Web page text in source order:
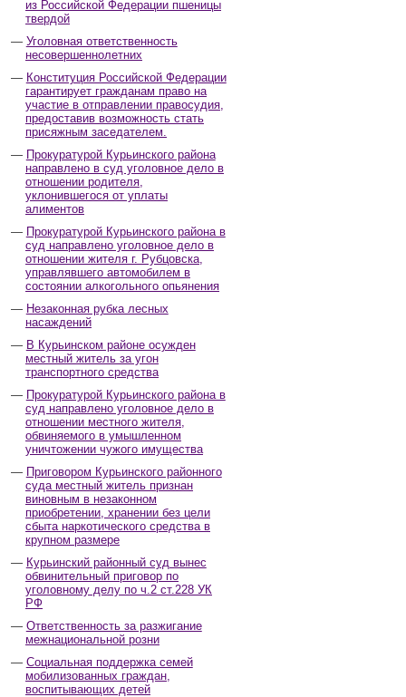
из Российской Федерации пшеницы
твердой
Уголовная ответственность
несовершеннолетних
Конституция Российской Федерации
гарантирует гражданам право на
участие в отправлении правосудия,
предоставив возможность стать
присяжным заседателем.
Прокуратурой Курьинского района
направлено в суд уголовное дело в
отношении родителя,
уклонившегося от уплаты
алиментов
Прокуратурой Курьинского района в
суд направлено уголовное дело в
отношении жителя г. Рубцовска,
управлявшего автомобилем в
состоянии алкогольного опьянения
Незаконная рубка лесных
насаждений
В Курьинском районе осужден
местный житель за угон
транспортного средства
Прокуратурой Курьинского района в
суд направлено уголовное дело в
отношении местного жителя,
обвиняемого в умышленном
уничтожении чужого имущества
Приговором Курьинского районного
суда местный житель признан
виновным в незаконном
приобретении, хранении без цели
сбыта наркотического средства в
крупном размере
Курьинский районный суд вынес
обвинительный приговор по
уголовному делу по ч.2 ст.228 УК
РФ
Ответственность за разжигание
межнациональной розни
Социальная поддержка семей
мобилизованных граждан,
воспитывающих детей